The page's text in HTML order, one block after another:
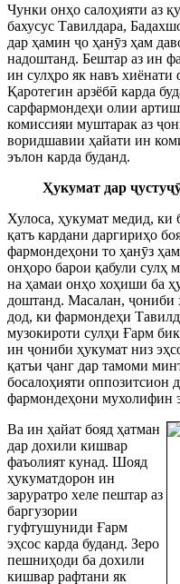
Чунки онҳо салоҳияти аз
бахусус Тавилдара,
дар ҳамин ҷо ҳанӯз ҳам
надоштанд. Бештар аз ин
ин сулҳро як навъ
Қаротегин арзёбӣ карда
сарфармондеҳи олии
комиссияи муштарак аз ҷ
воридшавии ҳайати ин
эълон карда буданд.
Ҳукумат дар ҷустуҷ
Хулоса, ҳукумат медид, ки
қатъ кардани даргириҳо
фармондеҳони то ҳанӯз
онҳоро барои қабули сулҳ
на ҳамаи онҳо хоҳиши ба
доштанд. Масалан, ҷониби
дод, ки фармондеҳи
музокироти сулҳи Ғарм
ин ҷониби ҳукумат низ
қатъи ҷанг дар тамоми
босалоҳияти оппозитсион
фармондеҳони мухолифин
Ва ин ҳайат бояд ҳатман
дар дохили кишвар
фаъолият кунад. Шояд
ҳукуматдорон ин
заруратро хеле пештар аз
баргузории
гуфтушуниди Ғарм
эҳсос карда буданд. Зеро
пешниҳоди ба дохили
кишвар рафтани як